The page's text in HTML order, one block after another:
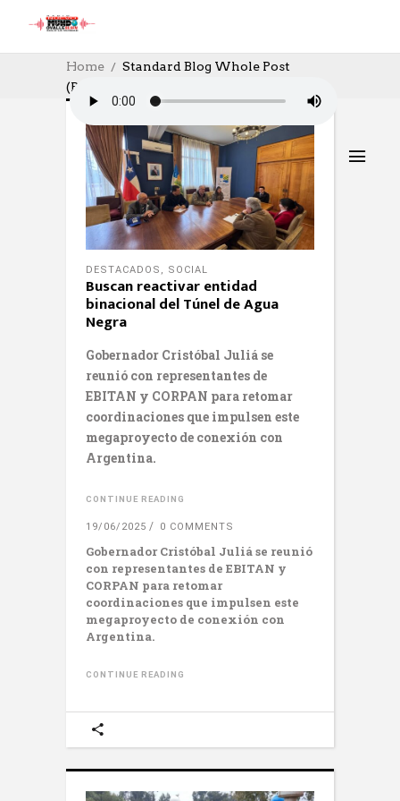
Home
Standard Blog Whole Post
(Page 57)
DESTACADOS , SOCIAL
Buscan reactivar entidad
binacional del Túnel de Agua
Negra
Gobernador Cristóbal Juliá se
reunió con representantes de
EBITAN y CORPAN para retomar
coordinaciones que impulsen este
megaproyecto de conexión con
Argentina.
CONTINUE READING
19/06/2025 0 COMMENTS
Gobernador Cristóbal Juliá se reunió
con representantes de EBITAN y
CORPAN para retomar
coordinaciones que impulsen este
megaproyecto de conexión con
Argentina.
CONTINUE READING